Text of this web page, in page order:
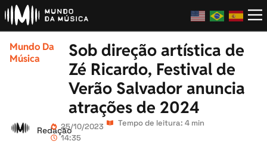
Mundo Da
Música
Sob direção artística de
Zé Ricardo, Festival de
Verão Salvador anuncia
atrações de 2024
Redação25/10/2023
14:35
Tempo de leitura: 4 min